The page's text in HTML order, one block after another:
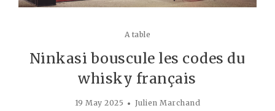
A table
Ninkasi bouscule les codes du
whisky français
19 May 2025 Julien Marchand